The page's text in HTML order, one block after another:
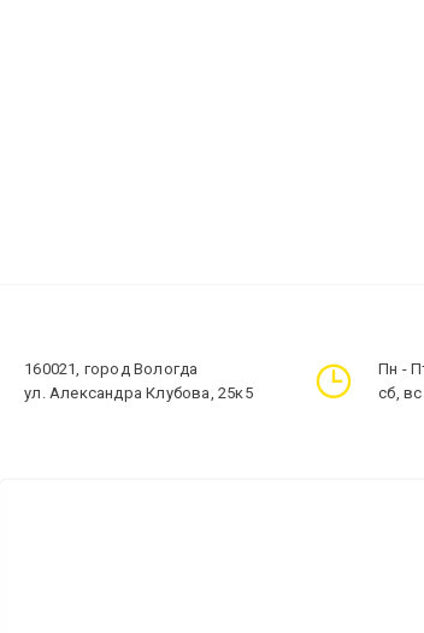
160021, город Вологда
ул. Александра Клубова, 25к5
Пн -
сб,